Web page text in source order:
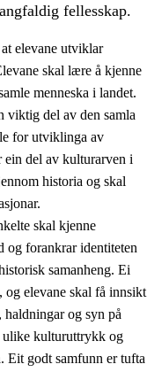
fellesskap.
elevane utviklar
skal lære å kjenne
menneska i landet.
viktig del av den samla
for utviklinga av
ein del av kulturarven i
historia og skal
skal kjenne
og forankrar identiteten
samanheng. Ei
elevane skal få innsikt
og syn på
ulike kulturuttrykk og
Eit godt samfunn er tufta